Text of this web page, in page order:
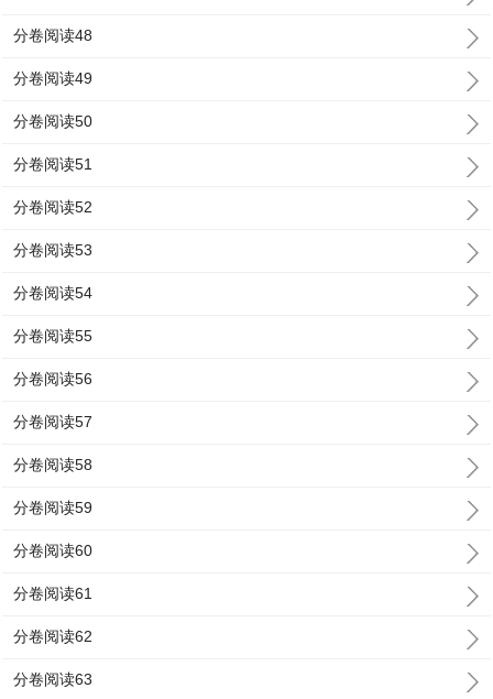
分卷阅读48
分卷阅读49
分卷阅读50
分卷阅读51
分卷阅读52
分卷阅读53
分卷阅读54
分卷阅读55
分卷阅读56
分卷阅读57
分卷阅读58
分卷阅读59
分卷阅读60
分卷阅读61
分卷阅读62
分卷阅读63